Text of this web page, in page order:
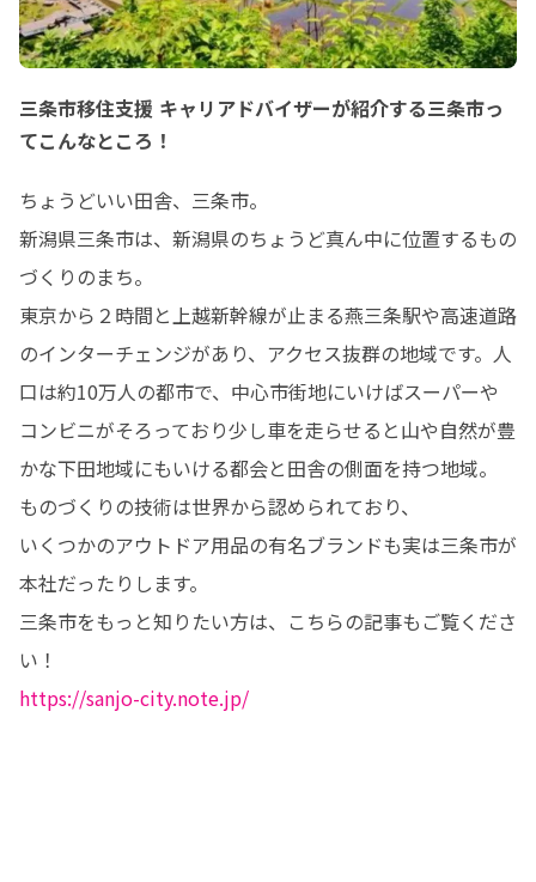
三条市移住支援 キャリアドバイザーが紹介する三条市っ
てこんなところ！
ちょうどいい田舎、三条市。
新潟県三条市は、新潟県のちょうど真ん中に位置するもの
づくりのまち。
東京から２時間と上越新幹線が止まる燕三条駅や高速道路
のインターチェンジがあり、アクセス抜群の地域です。人
口は約10万人の都市で、中心市街地にいけばスーパーや
コンビニがそろっており少し車を走らせると山や自然が豊
かな下田地域にもいける都会と田舎の側面を持つ地域。
ものづくりの技術は世界から認められており、
いくつかのアウトドア用品の有名ブランドも実は三条市が
本社だったりします。
三条市をもっと知りたい方は、こちらの記事もご覧くださ
https://sanjo-city.note.jp/